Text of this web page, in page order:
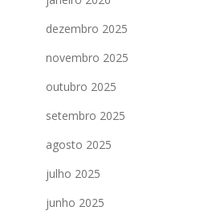
dezembro 2025
novembro 2025
outubro 2025
setembro 2025
agosto 2025
julho 2025
junho 2025